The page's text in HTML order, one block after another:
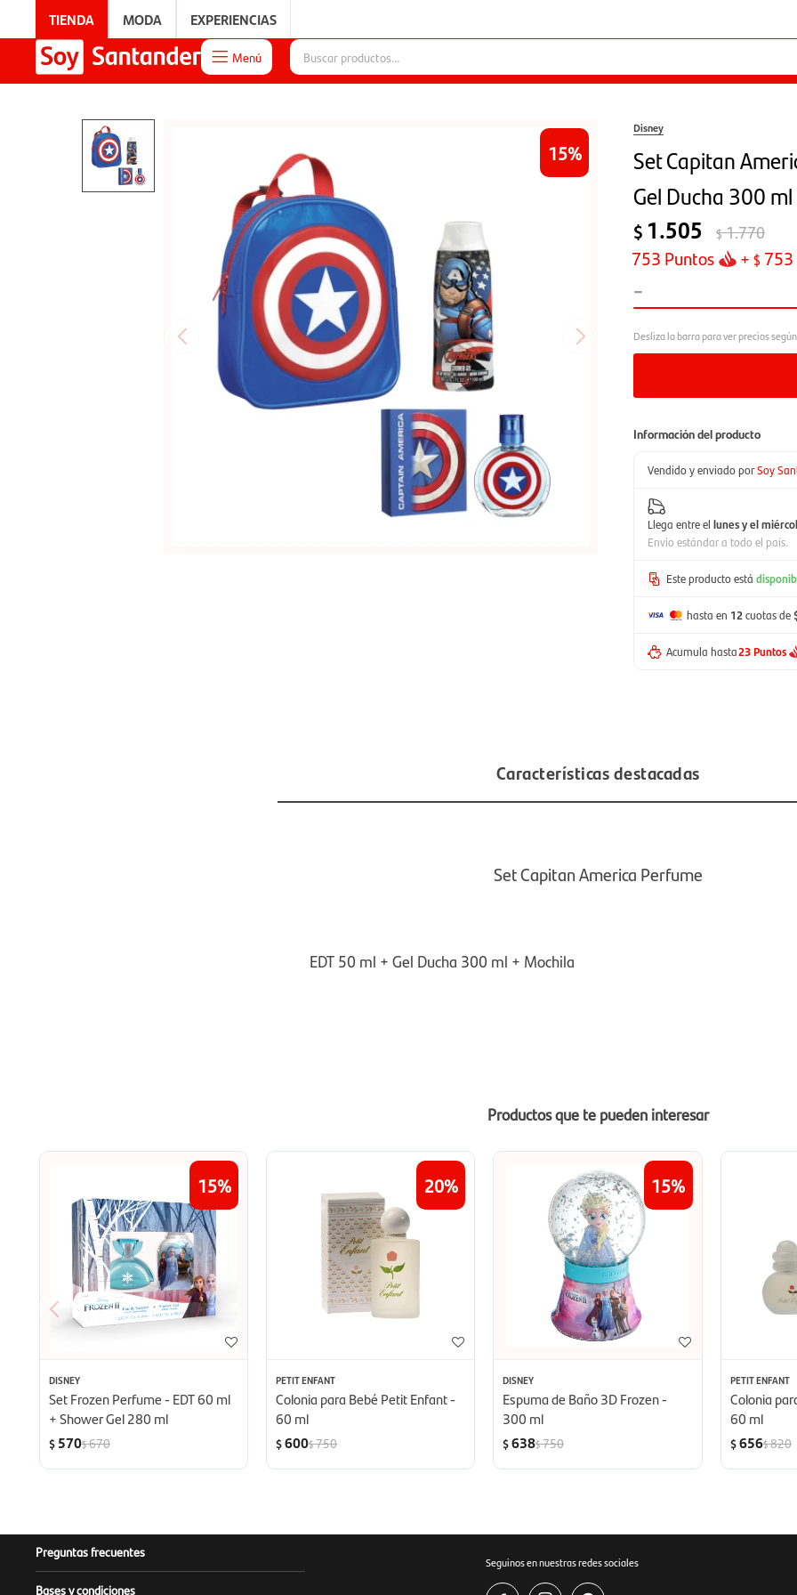
TIENDA MODA EXPERIENCIAS
 Menú
15
Disney
Set Capitan
Gel Ducha 300
$ 1.505 $1.770
753 Puntos + $ 753
-
Información del producto
Vendido y enviado porSoy
Llega entre el lunes y el
Envío estándar a todo el país.
Este producto está
hasta en 12cuotas de
Acumula hasta23 Puntos
Características destacadas
Set Capitan America Perfume
EDT 50 ml + Gel Ducha 300 ml + Mochila
Productos que te pueden interesar
15
DISNEY
Set Frozen Perfume - EDT 60 ml
+ Shower Gel 280 ml
$ 570$670
20
PETIT ENFANT
Colonia para Bebé Petit Enfant -
60 ml
$600$750
15
DISNEY
Espuma de Baño 3D Frozen -
300 ml
$638$750
PETIT ENFANT
Colonia
60 ml
$656$820
Preguntas frecuentes
Bases y condiciones
Seguinos en nuestras redes sociales